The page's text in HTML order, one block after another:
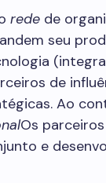
rede de
seu
de
Ao
Os
e